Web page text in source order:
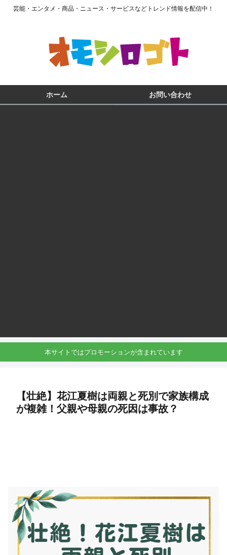
芸能・エンタメ・商品・ニュース・サービスなどトレンド情報を配信中！
ホーム お問い合わせ
本サイトではプロモーションが含まれています
【壮絶】花江夏樹は両親と死別で家族構成
が複雑！父親や母親の死因は事故？